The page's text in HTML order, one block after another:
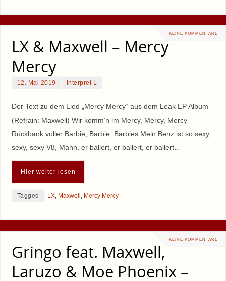
KEINE KOMMENTARE
LX & Maxwell – Mercy
Mercy
12. Mai 2019 Interpret L
Der Text zu dem Lied „Mercy Mercy“ aus dem Leak EP Album
(Refrain: Maxwell) Wir komm’n im Mercy, Mercy, Mercy
Rückbank voller Barbie, Barbie, Barbies Mein Benz ist so sexy,
sexy, sexy V8, Mann, er ballert, er ballert, er ballert…
Hier weiter lesen
Tagged LX, Maxwell Mercy Mercy
KEINE KOMMENTARE
Gringo feat. Maxwell,
Laruzo & Moe Phoenix –